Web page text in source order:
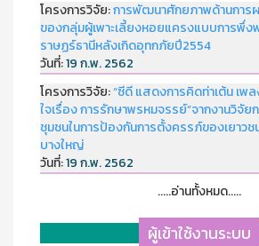
โครงการวิจัย:การพัฒนาศักยภาพด้านการ
ของกลุ่มผู้เพาะเลี้ยงหอยแครงแบบการพึ่ง
ราษฏร์ธานีหลังเกิดอุทกภัยปี2554
วันที่:19 ก.พ. 2562
โครงการวิจัย:“ซีดี แสดงการคิดท่าเต้น เพ
ใจเรื่อง การรักษาพรหมจรรย์”จากงานวิจั
ชุมชนในการป้องกันการตั้งครรภ์ของเยาวช
บางใหญ่
วันที่:19 ก.พ. 2562
.....อ่านทั้งหมด.....
ผู้เข้าใช้งานระบบ